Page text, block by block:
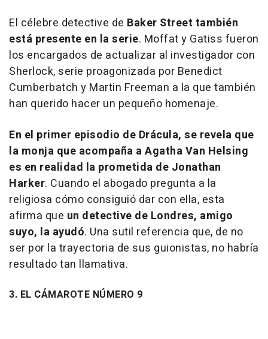
El célebre detective de Baker Street también
está presente en la serie. Moffat y Gatiss fueron
los encargados de actualizar al investigador con
Sherlock, serie proagonizada por Benedict
Cumberbatch y Martin Freeman a la que también
han querido hacer un pequeño homenaje.
En el primer episodio de Drácula, se revela que
la monja que acompaña a Agatha Van Helsing
es en realidad la prometida de Jonathan
Harker. Cuando el abogado pregunta a la
religiosa cómo consiguió dar con ella, esta
afirma que un detective de Londres, amigo
suyo, la ayudó. Una sutil referencia que, de no
ser por la trayectoria de sus guionistas, no habría
resultado tan llamativa.
3. EL CÁMAROTE NÚMERO 9